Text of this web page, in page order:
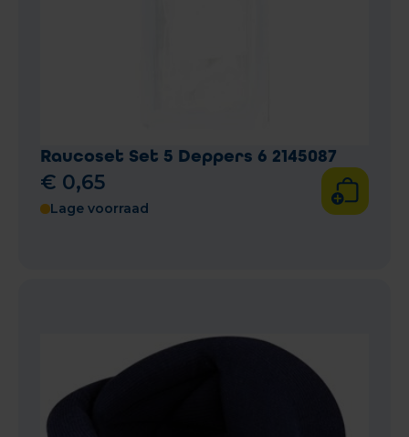
Raucoset Set 5 Deppers 6 2145087
€ 0,65
Lage voorraad